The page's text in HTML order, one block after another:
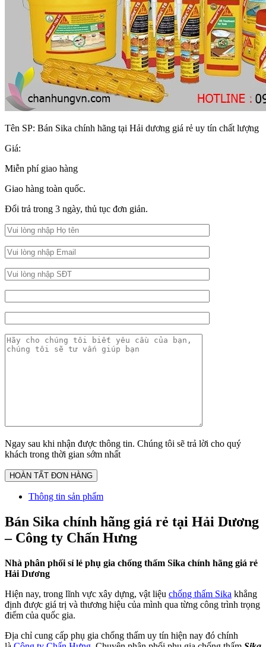
Tên SP: Bán Sika chính hãng tại Hải dương giá rẻ uy tín chất lượng
Giá:
Miễn phí giao hàng
Giao hàng toàn quốc.
Đổi trả trong 3 ngày, thủ tục đơn giản.
Ngay sau khi nhận được thông tin. Chúng tôi sẽ trả lời cho quý
khách trong thời gian sớm nhất
Thông tin sản phẩm
Bán Sika chính hãng giá rẻ tại Hải Dương
– Công ty Chấn Hưng
Nhà phân phối sỉ lẻ phụ gia chống thấm Sika chính hãng giá rẻ
Hải Dương
Hiện nay, trong lĩnh vực xây dựng, vật liệu chống thấm Sika khẳng
định được giá trị và thương hiệu của mình qua từng công trình trọng
điểm của quốc gia.
Địa chỉ cung cấp phụ gia chống thấm uy tín hiện nay đó chính